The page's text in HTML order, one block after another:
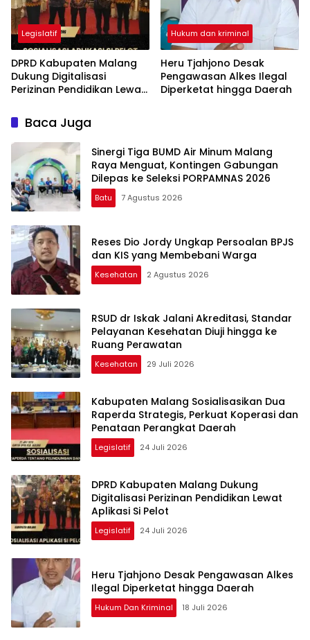
Legislatif
DPRD Kabupaten Malang
Dukung Digitalisasi
Perizinan Pendidikan Lewat
Hukum dan kriminal
Heru Tjahjono Desak
Pengawasan Alkes Ilegal
Diperketat hingga Daerah
Baca Juga
Sinergi Tiga BUMD Air Minum Malang
Raya Menguat, Kontingen Gabungan
Dilepas ke Seleksi PORPAMNAS 2026
Batu 7 Agustus 2026
Reses Dio Jordy Ungkap Persoalan BPJS
dan KIS yang Membebani Warga
Kesehatan 2 Agustus 2026
RSUD dr Iskak Jalani Akreditasi, Standar
Pelayanan Kesehatan Diuji hingga ke
Ruang Perawatan
Kesehatan 29 Juli 2026
Kabupaten Malang Sosialisasikan Dua
Raperda Strategis, Perkuat Koperasi dan
Penataan Perangkat Daerah
Legislatif 24 Juli 2026
DPRD Kabupaten Malang Dukung
Digitalisasi Perizinan Pendidikan Lewat
Aplikasi Si Pelot
Legislatif 24 Juli 2026
Heru Tjahjono Desak Pengawasan Alkes
Ilegal Diperketat hingga Daerah
Hukum Dan Kriminal 18 Juli 2026